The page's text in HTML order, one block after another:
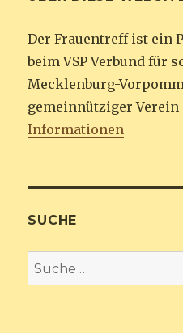
Der Frauentreff ist ein
beim VSP Verbund für
Mecklenburg-
gemeinnütziger
Informationen
SUCHE
Suche
nach: